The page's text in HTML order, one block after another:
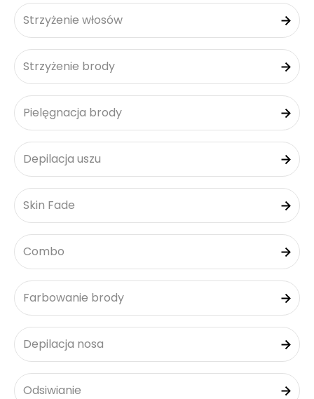
Strzyżenie włosów
Strzyżenie brody
Pielęgnacja brody
Depilacja uszu
Skin Fade
Combo
Farbowanie brody
Depilacja nosa
Odsiwianie